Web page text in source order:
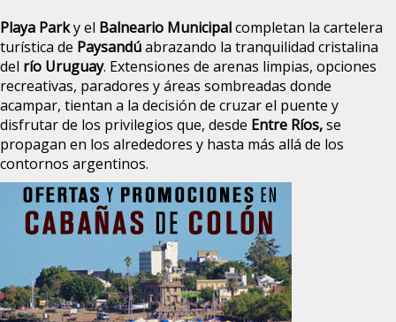
Playa Parky el Balneario Municipalcompletan la cartelera
turística de Paysandúabrazando la tranquilidad cristalina
del río Uruguay. Extensiones de arenas limpias, opciones
recreativas, paradores y áreas sombreadas donde
acampar, tientan a la decisión de cruzar el puente y
disfrutar de los privilegios que, desde Entre Ríos,se
propagan en los alrededores y hasta más allá de los
contornos argentinos.